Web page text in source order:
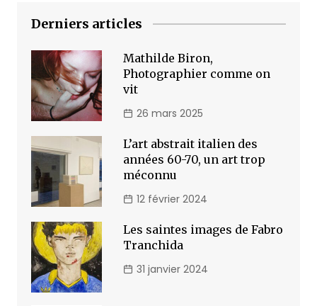
Derniers articles
Mathilde Biron,
Photographier comme on
vit
26 mars 2025
L’art abstrait italien des
années 60-70, un art trop
méconnu
12 février 2024
Les saintes images de Fabro
Tranchida
31 janvier 2024